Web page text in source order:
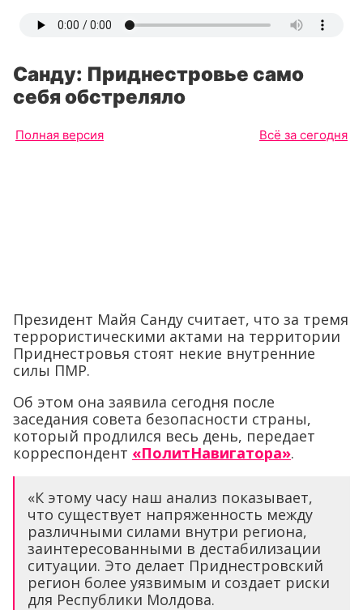
Санду: Приднестровье само
себя обстреляло
Полная версия Всё за сегодня
Президент Майя Санду считает, что за тремя
террористическими актами на территории
Приднестровья стоят некие внутренние
силы ПМР.
Об этом она заявила сегодня после
заседания совета безопасности страны,
который продлился весь день, передает
корреспондент «ПолитНавигатора».
«К этому часу наш анализ показывает,
что существует напряженность между
различными силами внутри региона,
заинтересованными в дестабилизации
ситуации. Это делает Приднестровский
регион более уязвимым и создает риски
для Республики Молдова.